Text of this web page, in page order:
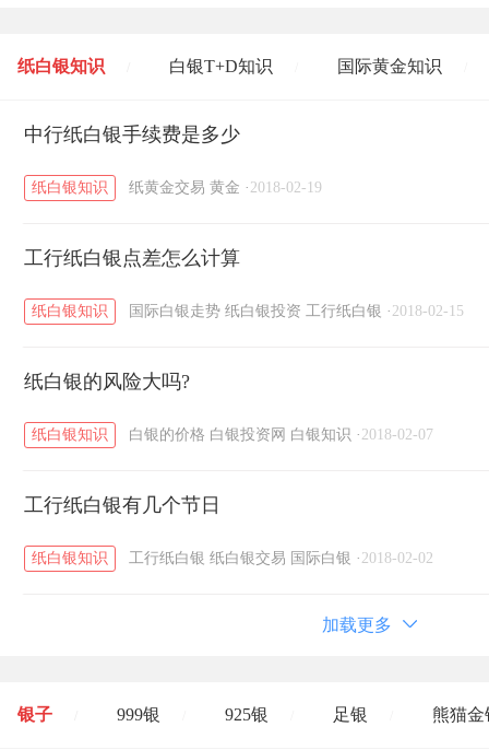
纸白银知识 白银T+D知识 国际黄金知识
黄金T+D知识 / 粤贵银知识
中行纸白银手续费是多少
纸白银知识 纸黄金交易 黄金 · 2018-02-19
工行纸白银点差怎么计算
纸白银知识 国际白银走势 纸白银投资 工行纸白银 · 2018-02-15
纸白银的风险大吗?
纸白银知识 白银的价格 白银投资网 白银知识 · 2018-02-07
工行纸白银有几个节日
纸白银知识 工行纸白银 纸白银交易 国际白银 · 2018-02-02
加载更多
银子 999银 925银 足银 熊猫金